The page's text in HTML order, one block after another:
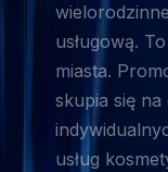
usługową.
miasta.
skupia się
usług